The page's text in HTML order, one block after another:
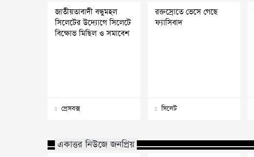
জাতীয়তাবাদী বন্ধুমহল
সিলেটের উদ্যোগে সিলেটে
বিক্ষোভ মিছিল ও সমাবেশ
প্রেসবক্স
রক্তস্রোতে ভেসে গেছে
ফ্যাসিবাদ
সিলেট
একাত্তর নিউজে জনপ্রিয়